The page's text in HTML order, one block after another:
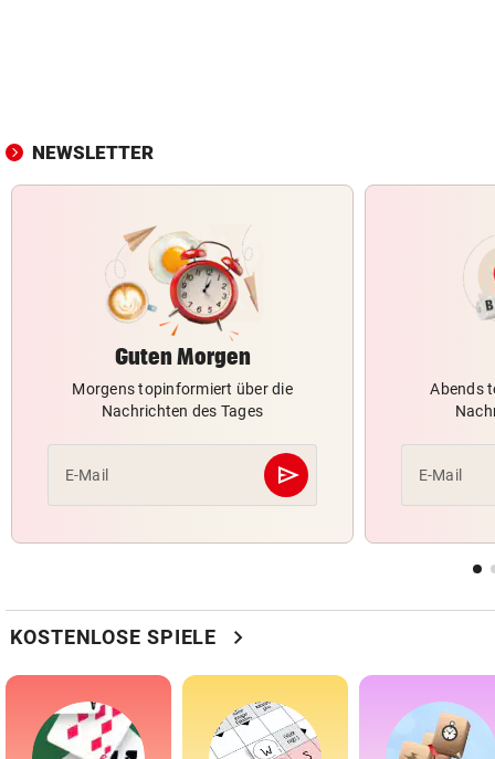
NEWSLETTER
Guten Morgen
Morgens topinformiert über die
Nachrichten des Tages
E-Mail send
Abschicken
Abends
E-Mail
KOSTENLOSE SPIELE chevron_right